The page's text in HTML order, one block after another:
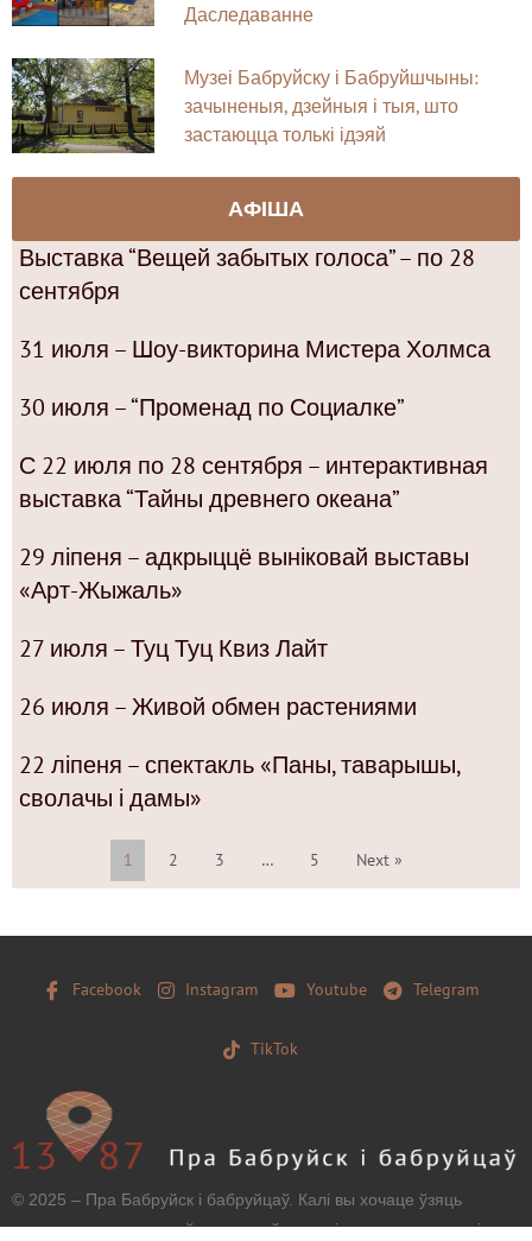
Даследаванне
Музеі Бабруйску і Бабруйшчыны:
зачыненыя, дзейныя і тыя, што
застаюцца толькі ідэяй
АФІША
Выставка “Вещей забытых голоса” – по 28
сентября
31 июля – Шоу-викторина Мистера Холмса
30 июля – “Променад по Социалке”
С 22 июля по 28 сентября – интерактивная
выставка “Тайны древнего океана”
29 ліпеня – адкрыццё выніковай выставы
«Арт-Жыжаль»
27 июля – Туц Туц Квиз Лайт
26 июля – Живой обмен растениями
22 ліпеня – спектакль «Паны, таварышы,
сволачы і дамы»
1 2 3 … 5 Next »
Facebook Instagram Youtube Telegram
TikTok
© 2025 – Пра Бабруйск і бабруйцаў. Калі вы хочаце ўзяць
матэрыял з нашага сайту, захавайце, калі ласка, загаловак і